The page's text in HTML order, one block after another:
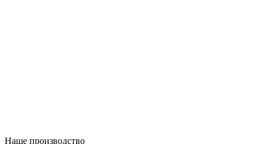
Наше производство